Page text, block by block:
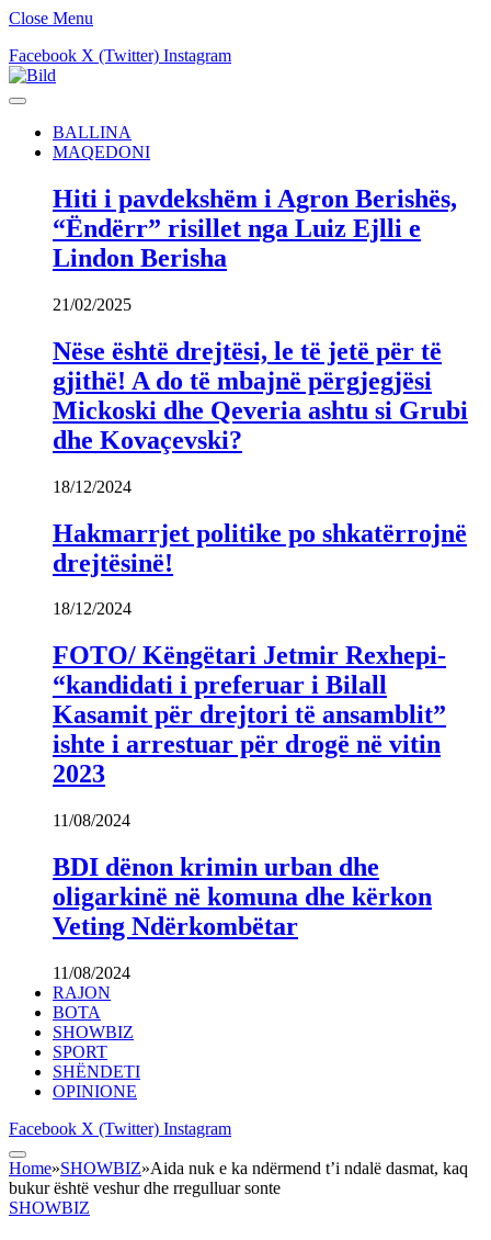
Close Menu
Facebook X (Twitter) Instagram
BALLINA
MAQEDONI
Hiti i pavdekshëm i Agron Berishës,
“Ëndërr” risillet nga Luiz Ejlli e
Lindon Berisha
21/02/2025
Nëse është drejtësi, le të jetë për të
gjithë! A do të mbajnë përgjegjësi
Mickoski dhe Qeveria ashtu si Grubi
dhe Kovaçevski?
18/12/2024
Hakmarrjet politike po shkatërrojnë
drejtësinë!
18/12/2024
FOTO/ Këngëtari Jetmir Rexhepi-
“kandidati i preferuar i Bilall
Kasamit për drejtori të ansamblit”
ishte i arrestuar për drogë në vitin
2023
11/08/2024
BDI dënon krimin urban dhe
oligarkinë në komuna dhe kërkon
Veting Ndërkombëtar
11/08/2024
RAJON
BOTA
SHOWBIZ
SPORT
SHËNDETI
OPINIONE
Facebook X (Twitter) Instagram
Home»SHOWBIZ»Aida nuk e ka ndërmend t’i ndalë dasmat, kaq
bukur është veshur dhe rregulluar sonte
SHOWBIZ